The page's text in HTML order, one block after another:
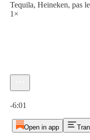
Tequila, Heineken, pas
1×
-6:01
Open in app